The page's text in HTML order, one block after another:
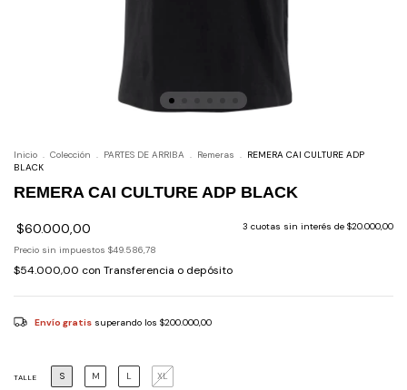
Inicio . Colección . PARTES DE ARRIBA . Remeras . REMERA CAI CULTURE ADP
BLACK
REMERA CAI CULTURE ADP BLACK
$60.000,00 3 cuotas sin interés de $20.000,00
Precio sin impuestos $49.586,78
$54.000,00 con Transferencia o depósito
Envío gratis superando los $200.000,00
TALLE S M L XL